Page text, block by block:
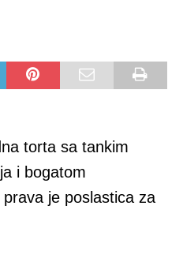
torta sa tankim
i bogatom
je poslastica za